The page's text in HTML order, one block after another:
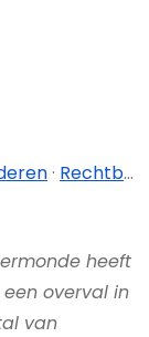
· Rechtbank eerste aanleg Oost-Vlaanderen - afdeling Dendermonde
heeft
overval in
van